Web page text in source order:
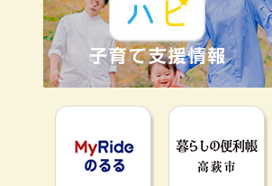
MyRideの